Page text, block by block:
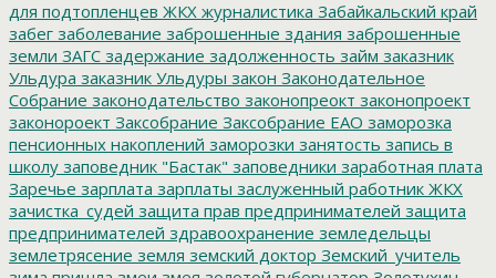
для подтопленцев ЖКХ журналистика Забайкальский край
забег заболевание заброшенные здания заброшенные
земли ЗАГС задержание задолженность займ заказник
Ульдура заказник Ульдуры закон Законодательное
Собрание законодательство законопреокт законопроект
законороект Заксобрание Заксобрание ЕАО заморозка
пенсионных накоплений заморозки занятость запись в
школу заповедник "Бастак" заповедники заработная плата
Заречье зарплата зарплаты заслуженный работник ЖКХ
зачистка_судей защита прав предпринимателей защита
предпринимателей здравоохранение земледельцы
землетрясение земля земский доктор Земский_учитель